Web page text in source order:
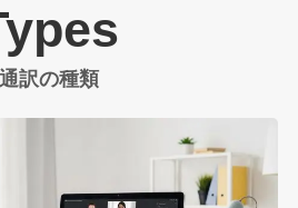
通訳の種類